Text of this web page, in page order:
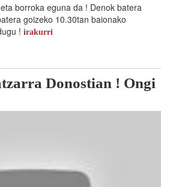
borroka eguna da ! Denok batera
goizeko 10.30tan baionako
! irakurri
Donostian ! Ongi